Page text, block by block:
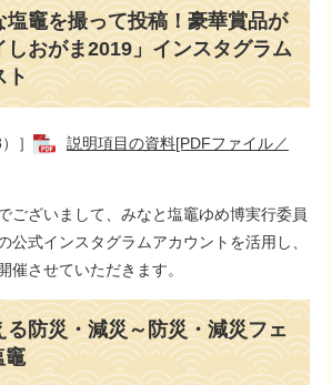
塩竈を撮って投稿！豪華賞品が
しおがま2019」インスタグラム
ト
］
説明項目の資料[PDFファイル／
ございまして、みなと塩竈ゆめ博実行委員
公式インスタグラムアカウントを活用し、
催させていただきます。
る防災・減災～防災・減災フェ
竈